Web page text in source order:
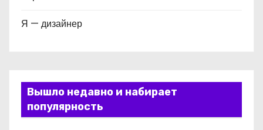
Я — дизайнер
Вышло недавно и набирает
популярность